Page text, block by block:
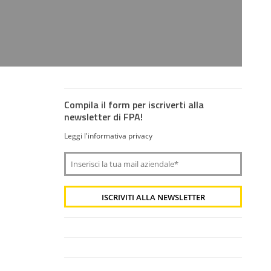
Compila il form per iscriverti alla
newsletter di FPA!
Leggi l'informativa privacy